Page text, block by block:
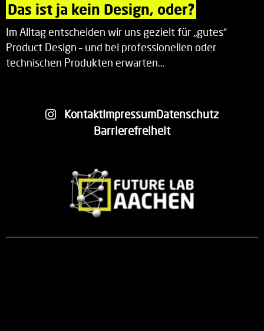
Das ist ja kein Design, oder?
Im Alltag entscheiden wir uns gezielt für „gutes“
Product Design – und bei professionellen oder
technischen Produkten erwarten…
KontaktImpressumDatenschutz
Barrierefreiheit